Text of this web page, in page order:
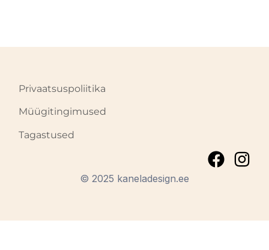
© 2025 kaneladesign.ee
Privaatsuspoliitika
Müügitingimused
Tagastused